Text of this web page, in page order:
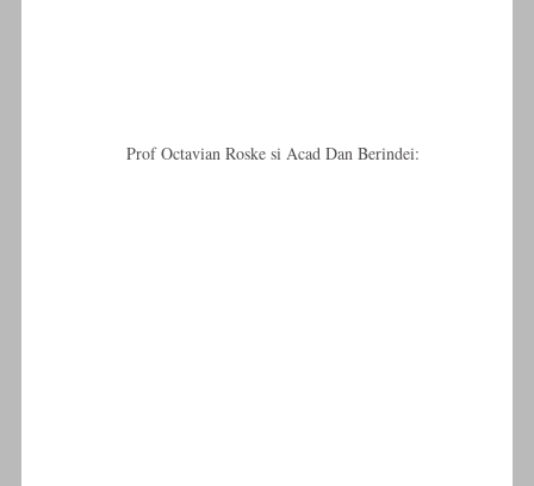
Prof Octavian Roske si Acad Dan Berindei: